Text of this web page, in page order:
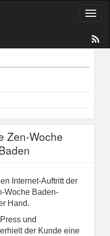
T
g
g
g
a
Zen-Woche
Internet-Auftritt der
Woche Baden-
Hand.
und
der Kunde eine